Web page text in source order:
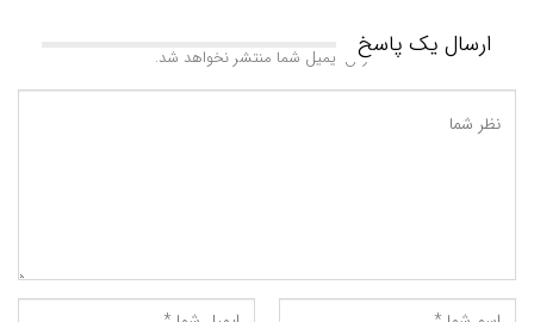
ارسال یک پاسخآدرس ایمیل شما منتشر نخواهد شد.